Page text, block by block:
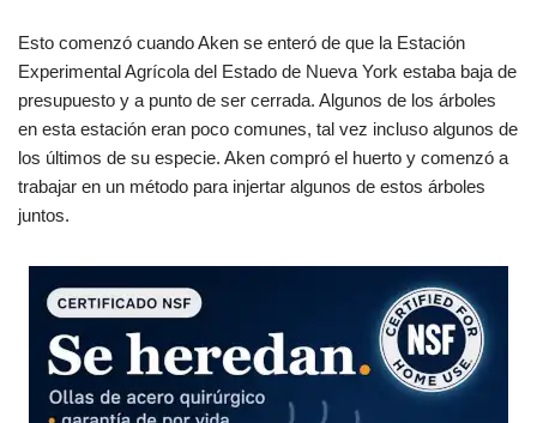
Esto comenzó cuando Aken se enteró de que la Estación
Experimental Agrícola del Estado de Nueva York estaba baja de
presupuesto y a punto de ser cerrada. Algunos de los árboles
en esta estación eran poco comunes, tal vez incluso algunos de
los últimos de su especie. Aken compró el huerto y comenzó a
trabajar en un método para injertar algunos de estos árboles
juntos.